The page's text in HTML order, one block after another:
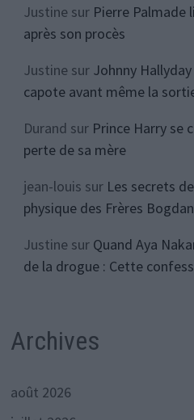
Justinesur Pierre Palmade
après son procès
Justinesur Johnny
capote avant même la
Durand sur Prince Harry se
perte de sa mère
jean-louis sur Les secrets
physique des Frères
Justinesur Quand Aya
de la drogue : Cette
Archives
août 2026